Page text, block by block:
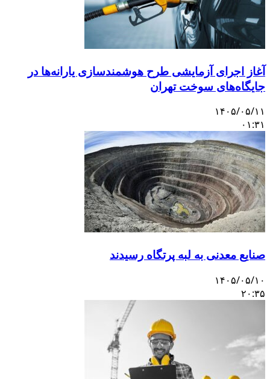
آغاز اجرای آزمایشی طرح هوشمندسازی یارانه‌ها در
جایگاه‌های سوخت تهران
۱۴۰۵/۰۵/۱۱
۰۱:۳۱
صنایع معدنی به لبه پرتگاه رسیدند
۱۴۰۵/۰۵/۱۰
۲۰:۳۵